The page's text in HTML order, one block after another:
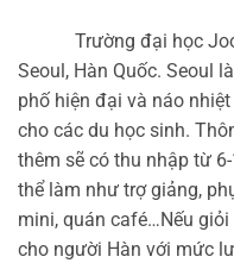
Trường đại học
Seoul, Hàn Quốc. Seoul
phố hiện đại và náo
cho các du học sinh.
thêm sẽ có thu nhập từ
thể làm như trợ giảng,
mini, quán café…Nếu giỏi
cho người Hàn với mức